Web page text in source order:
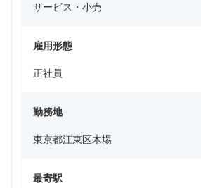
サービス・小売
雇用形態
正社員
勤務地
東京都江東区木場
最寄駅